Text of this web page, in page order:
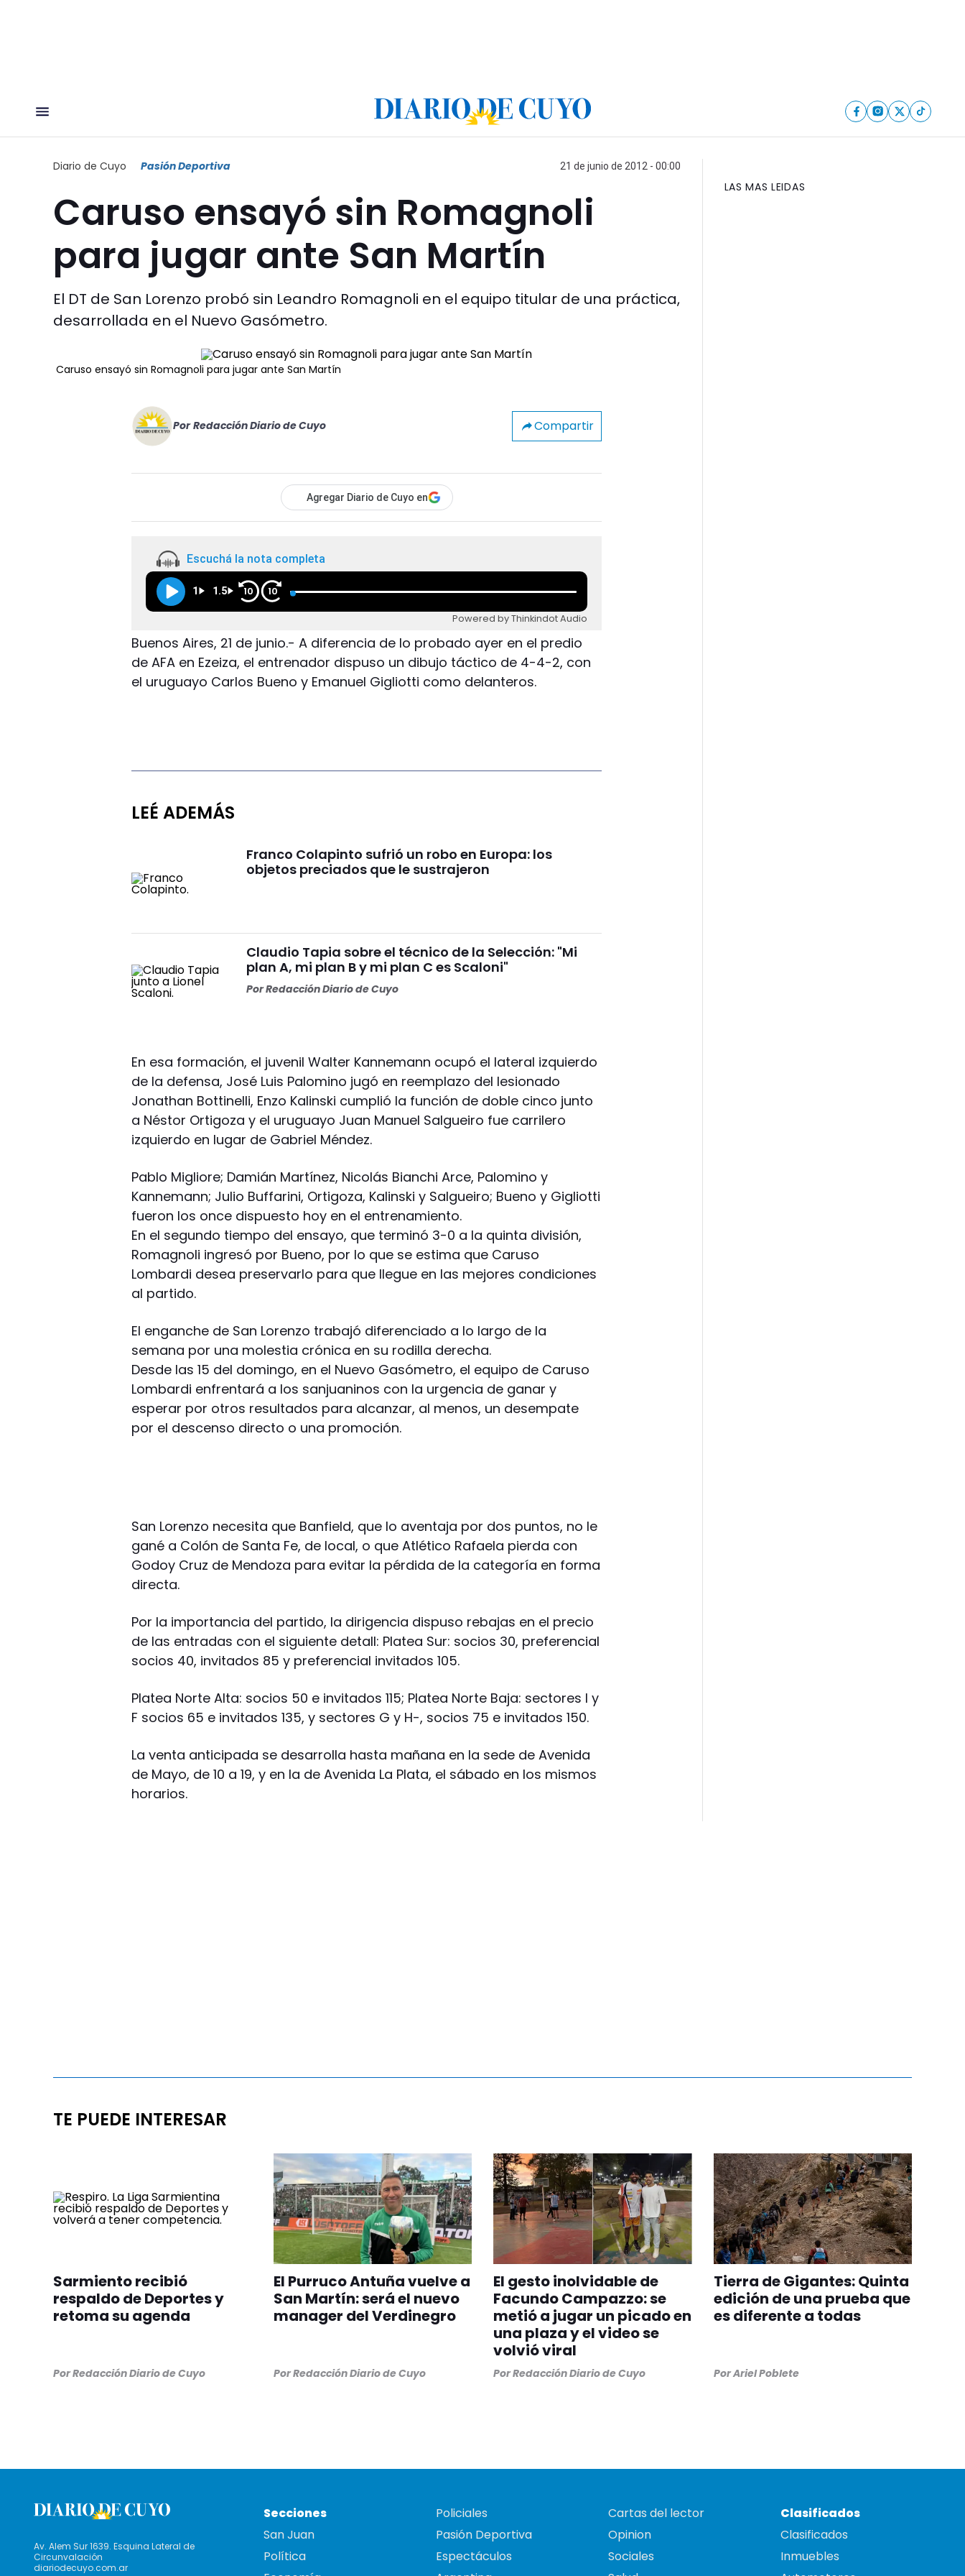
Diario de Cuyo Pasión Deportiva 21 de junio de 2012 - 00:00
Caruso ensayó sin Romagnoli
para jugar ante San Martín
El DT de San Lorenzo probó sin Leandro Romagnoli en el equipo titular de una práctica,
desarrollada en el Nuevo Gasómetro.
Caruso ensayó sin Romagnoli para jugar ante San Martín
Por Redacción Diario de Cuyo Compartir
Agregar Diario de Cuyo en
Escuchá la nota completa
1 1.5 10 10
Powered by Thinkindot Audio
Buenos Aires, 21 de junio.- A diferencia de lo probado ayer en el predio
de AFA en Ezeiza, el entrenador dispuso un dibujo táctico de 4-4-2, con
el uruguayo Carlos Bueno y Emanuel Gigliotti como delanteros.
LEÉ ADEMÁS
Franco Colapinto sufrió un robo en Europa: los
objetos preciados que le sustrajeron
Claudio Tapia sobre el técnico de la Selección: "Mi
plan A, mi plan B y mi plan C es Scaloni"
PorRedacción Diario de Cuyo
En esa formación, el juvenil Walter Kannemann ocupó el lateral izquierdo
de la defensa, José Luis Palomino jugó en reemplazo del lesionado
Jonathan Bottinelli, Enzo Kalinski cumplió la función de doble cinco junto
a Néstor Ortigoza y el uruguayo Juan Manuel Salgueiro fue carrilero
izquierdo en lugar de Gabriel Méndez.
Pablo Migliore; Damián Martínez, Nicolás Bianchi Arce, Palomino y
Kannemann; Julio Buffarini, Ortigoza, Kalinski y Salgueiro; Bueno y Gigliotti
fueron los once dispuesto hoy en el entrenamiento.
En el segundo tiempo del ensayo, que terminó 3-0 a la quinta división,
Romagnoli ingresó por Bueno, por lo que se estima que Caruso
Lombardi desea preservarlo para que llegue en las mejores condiciones
al partido.
El enganche de San Lorenzo trabajó diferenciado a lo largo de la
semana por una molestia crónica en su rodilla derecha.
Desde las 15 del domingo, en el Nuevo Gasómetro, el equipo de Caruso
Lombardi enfrentará a los sanjuaninos con la urgencia de ganar y
esperar por otros resultados para alcanzar, al menos, un desempate
por el descenso directo o una promoción.
San Lorenzo necesita que Banfield, que lo aventaja por dos puntos, no le
gané a Colón de Santa Fe, de local, o que Atlético Rafaela pierda con
Godoy Cruz de Mendoza para evitar la pérdida de la categoría en forma
directa.
Por la importancia del partido, la dirigencia dispuso rebajas en el precio
de las entradas con el siguiente detall: Platea Sur: socios 30, preferencial
socios 40, invitados 85 y preferencial invitados 105.
Platea Norte Alta: socios 50 e invitados 115; Platea Norte Baja: sectores I y
F socios 65 e invitados 135, y sectores G y H-, socios 75 e invitados 150.
La venta anticipada se desarrolla hasta mañana en la sede de Avenida
de Mayo, de 10 a 19, y en la de Avenida La Plata, el sábado en los mismos
horarios.
LAS MAS LEIDAS
TE PUEDE INTERESAR
Sarmiento recibió
respaldo de Deportes y
retoma su agenda
PorRedacción Diario de Cuyo
El Purruco Antuña vuelve a
San Martín: será el nuevo
manager del Verdinegro
PorRedacción Diario de Cuyo
El gesto inolvidable de
Facundo Campazzo: se
metió a jugar un picado en
una plaza y el video se
volvió viral
PorRedacción Diario de Cuyo
Tierra de Gigantes: Quinta
edición de una prueba que
es diferente a todas
PorAriel Poblete
Av. Alem Sur 1639. Esquina Lateral de
Circunvalación
diariodecuyo.com.ar
Secciones
San Juan
Política
Policiales
Pasión Deportiva
Espectáculos
Cartas del lector
Opinion
Sociales
Clasificados
Clasificados
Inmuebles